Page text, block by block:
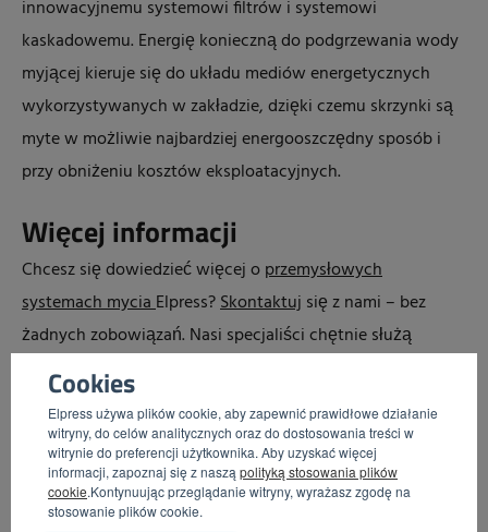
Cookies
Elpress używa plików cookie, aby zapewnić prawidłowe działanie
witryny, do celów analitycznych oraz do dostosowania treści w
witrynie do preferencji użytkownika. Aby uzyskać więcej
informacji, zapoznaj się z naszą polityką stosowania plików
cookie.Kontynuując przeglądanie witryny, wyrażasz zgodę na
stosowanie plików cookie.
innowacyjnemu systemowi filtrów i systemowi
kaskadowemu. Energię konieczną do podgrzewania wody
myjącej kieruje się do układu mediów energetycznych
wykorzystywanych w zakładzie, dzięki czemu skrzynki są
myte w możliwie najbardziej energooszczędny sposób i
przy obniżeniu kosztów eksploatacyjnych.
Więcej informacji
Chcesz się dowiedzieć więcej oprzemysłowych
systemach myciaElpress?Skontaktuj się z nami – bez
żadnych zobowiązań. Nasi specjaliści chętnie służą
poradą!